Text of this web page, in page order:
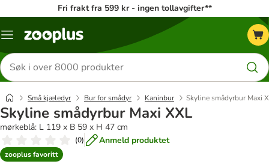
Fri frakt fra 599 kr - ingen tollavgifter**
Katalogmeny
Søk
etter
produkter
Små kjæledyr Bur for smådyr Kaninbur Skyline smådyrbur Maxi
Skyline smådyrbur Maxi XXL
mørkeblå: L 119 x B 59 x H 47 cm
(0) Anmeld produktet
zooplus favoritt